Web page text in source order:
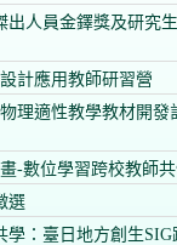
人員金鐸獎及研究
計應用教師研習營
理適性教學教材開
-數位學習跨校教師
選
：臺日地方創生SIG